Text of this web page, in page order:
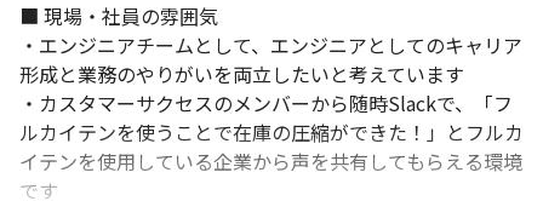
■ 現場・社員の雰囲気
・エンジニアチームとして、エンジニアとしてのキャリア
形成と業務のやりがいを両立したいと考えています
・カスタマーサクセスのメンバーから随時Slackで、「フ
ルカイテンを使うことで在庫の圧縮ができた！」とフルカ
イテンを使用している企業から声を共有してもらえる環境
です